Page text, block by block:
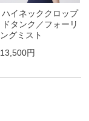
ハイネッククロップ
ドタンク／フォーリ
ングミスト
13,500円